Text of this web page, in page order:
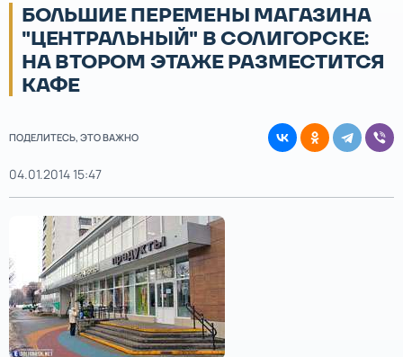
БОЛЬШИЕ ПЕРЕМЕНЫ МАГАЗИНА
"ЦЕНТРАЛЬНЫЙ" В СОЛИГОРСКЕ:
НА ВТОРОМ ЭТАЖЕ РАЗМЕСТИТСЯ
КАФЕ
ПОДЕЛИТЕСЬ, ЭТО ВАЖНО
04.01.2014 15:47